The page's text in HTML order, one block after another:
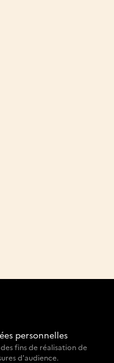
personnelles
fins de réalisation de
d'audience.